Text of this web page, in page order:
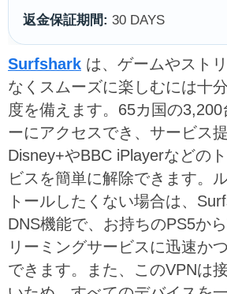
返金保証期間: 30 DAYS
Surfshark は、ゲームやスト
なくスムーズに楽しむには十
度を備えます。65カ国の
ーにアクセスでき、サービス
Disney+やBBC iPlayerなどの
ビスを簡単に解除できます。
トールしたくない場合は、
DNS機能で、お持ちのPS5か
リーミングサービスに迅速か
できます。また、このVPNは